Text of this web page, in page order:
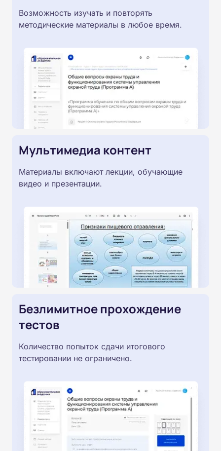
Возможность изучать и повторять
методические материалы в любое время.
Мультимедиа контент
Материалы включают лекции, обучающие
видео и презентации.
Безлимитное прохождение
тестов
Количество попыток сдачи итогового
тестировании не ограничено.